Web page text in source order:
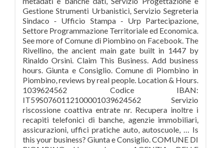
Gestione Strumenti Urbanistici, Servizio Segreteria
Sindaco - Ufficio Stampa - Urp Partecipazione,
Settore Programmazione Territoriale ed Economica.
See more of Comune di Piombino on Facebook. The
Rivellino, the ancient main gate built in 1447 by
Rinaldo Orsini. Claim This Business. Add business
hours. Giunta e Consiglio. Comune di Piombino in
Piombino, reviews by real people. Location & Hours.
1039624562 Codice IBAN:
IT59S0760112100001039624562 Servizio
riscossione coattiva entrate nr. Recupera inoltre i
recapiti telefonici di banche, agenzie immobiliari,
assicurazioni, uffici pratiche auto, autoscuole, … Is
this your business? Giunta e Consiglio. COMUNE DI